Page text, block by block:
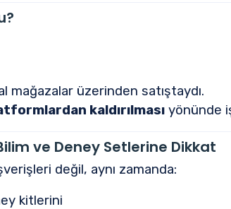
mağazalar üzerinden satıştaydı.
kaldırılması yönünde
ve Deney Setlerine Dikkat
değil, aynı zamanda:
kitlerini